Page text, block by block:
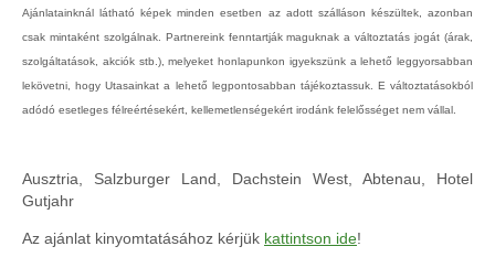
Ajánlatainknál látható képek minden esetben az adott szálláson készültek, azonban
csak mintaként szolgálnak. Partnereink fenntartják maguknak a változtatás jogát (árak,
szolgáltatások, akciók stb.), melyeket honlapunkon igyekszünk a lehető leggyorsabban
lekövetni, hogy Utasainkat a lehető legpontosabban tájékoztassuk. E változtatásokból
adódó esetleges félreértésekért, kellemetlenségekért irodánk felelősséget nem vállal.
Ausztria, Salzburger Land, Dachstein West, Abtenau, Hotel
Gutjahr
Az ajánlat kinyomtatásához kérjük kattintson ide!